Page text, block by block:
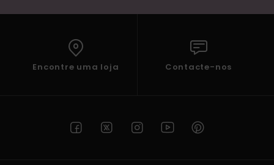
Encontre uma loja Contacte-nos